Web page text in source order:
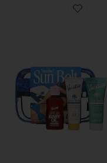
Favorite